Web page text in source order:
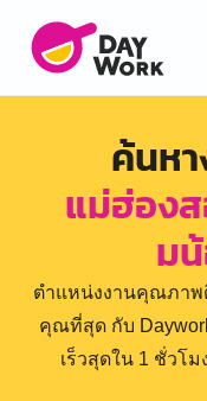
ค้นห
แม่ฮ่อง
ม
ตำแหน่งงานคุณภาพ
คุณที่สุด กับ
เร็วสุดใน 1 ชั่วโ